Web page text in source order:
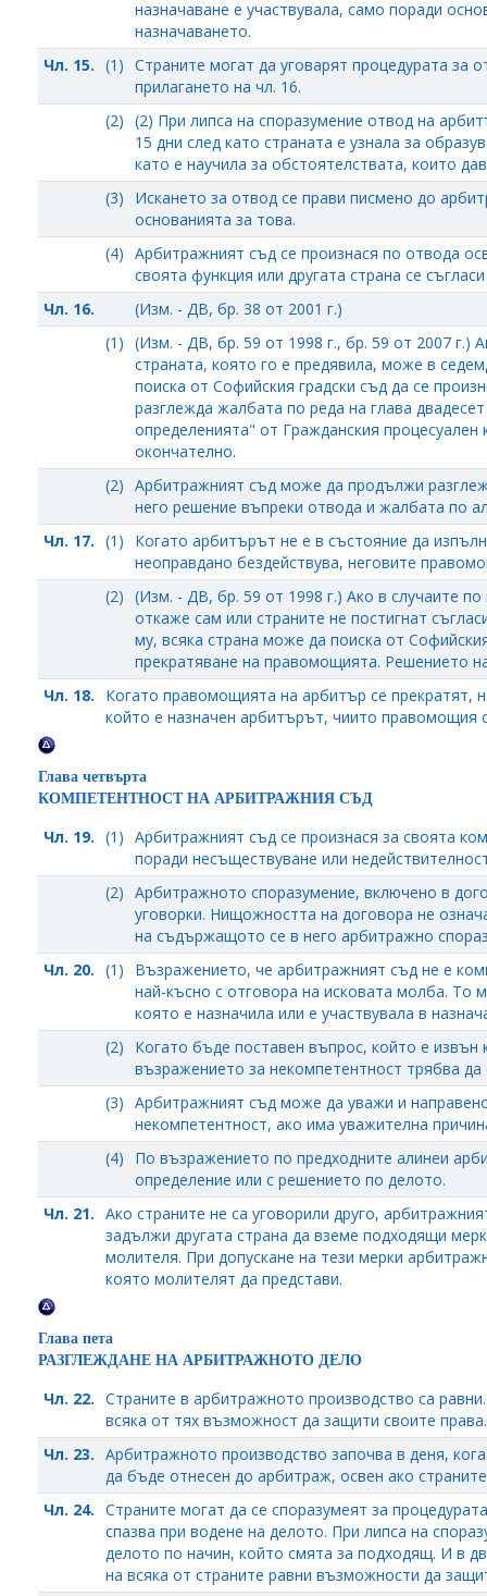
назначаване е участвувала, само поради
назначаването.
Чл. 15. (1) Страните могат да уговарят процедурата за
прилагането на чл. 16.
(2) (2) При липса на споразумение отвод на
15 дни след като страната е узнала за
като е научила за обстоятелствата, които
(3)
Искането за отвод се прави писмено до
основанията за това.
(4) Арбитражният съд се произнася по отвода
своята функция или другата страна се
Чл. 16.
(Изм. - ДВ, бр. 38 от 2001 г.)
(1) (Изм. - ДВ, бр. 59 от 1998 г., бр. 59 от 2007 г.)
страната, която го е предявила, може в
поиска от Софийския градски съд да се
разглежда жалбата по реда на глава
определенията" от Гражданския
окончателно.
(2) Арбитражният съд може да продължи
него решение въпреки отвода и жалбата по
Чл. 17. (1)
Когато арбитърът не е в състояние да
неоправдано бездействува, неговите
(2) (Изм. - ДВ, бр. 59 от 1998 г.) Ако в случаите
откаже сам или страните не постигнат
му, всяка страна може да поиска от
прекратяване на правомощията. Решението
Чл. 18.
Когато правомощията на арбитър се прекратят,
който е назначен арбитърът, чиито правомощия
Глава четвърта
КОМПЕТЕНТНОСТ НА АРБИТРАЖНИЯ СЪД
Чл. 19. (1) Арбитражният съд се произнася за своята
поради несъществуване или
(2) Арбитражното споразумение, включено в
уговорки. Нищожността на договора не
на съдържащото се в него арбитражно
Чл. 20. (1)
Възражението, че арбитражният съд не е
най-късно с отговора на исковата молба. То
която е назначила или е участвувала в
(2)
Когато бъде поставен въпрос, който е
възражението за некомпетентност трябва да
(3) Арбитражният съд може да уважи и
некомпетентност, ако има уважителна
(4)
По възражението по предходните алинеи
определение или с решението по делото.
Чл. 21. Ако страните не са уговорили друго,
задължи другата страна да вземе подходящи
молителя. При допускане на тези мерки
която молителят да представи.
Глава пета
РАЗГЛЕЖДАНЕ НА АРБИТРАЖНОТО ДЕЛО
Чл. 22. Страните в арбитражното производство са
всяка от тях възможност да защити своите права.
Чл. 23. Арбитражното производство започва в деня,
да бъде отнесен до арбитраж, освен ако
Чл. 24. Страните могат да се споразумеят за
спазва при водене на делото. При липса на
делото по начин, който смята за подходящ. И в
на всяка от страните равни възможности да